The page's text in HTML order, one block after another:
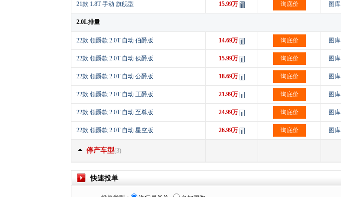
21款 1.8T 手动 旗舰型 15.99万 询底价 图库
2.0L排量
22款 领爵款 2.0T 自动 伯爵版 14.69万 询底价 图库
22款 领爵款 2.0T 自动 侯爵版 15.99万 询底价 图库
22款 领爵款 2.0T 自动 公爵版 18.69万 询底价 图库
22款 领爵款 2.0T 自动 王爵版 21.99万 询底价 图库
22款 领爵款 2.0T 自动 至尊版 24.99万 询底价 图库
22款 领爵款 2.0T 自动 星空版 26.99万 询底价 图库
停产车型(3)
快速投单